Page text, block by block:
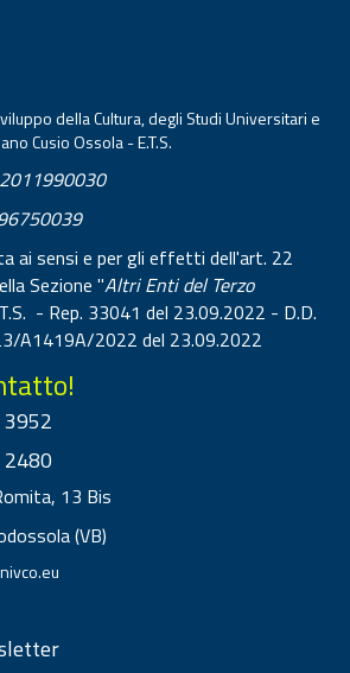
della Cultura, degli Studi Universitari e
Cusio Ossola - E.T.S.
ai sensi e per gli effetti dell'art. 22
Sezione "Altri Enti del Terzo
- Rep. 33041 del 23.09.2022 - D.D.
A1419A/2022 del 23.09.2022
13 Bis
(VB)